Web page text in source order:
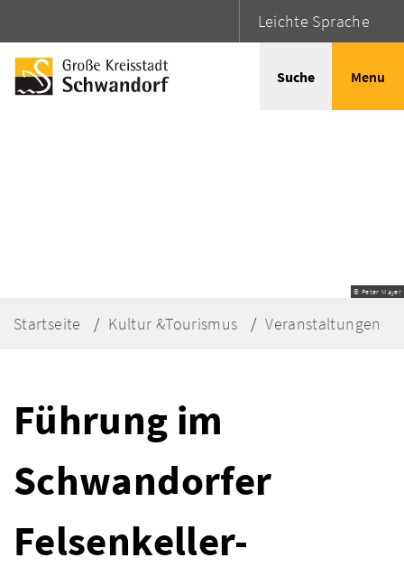
Leichte Sprache
Suche Menu
© Peter Mayer
Startseite Kultur &Tourismus Veranstaltungen
Führung im
Schwandorfer
Felsenkeller-